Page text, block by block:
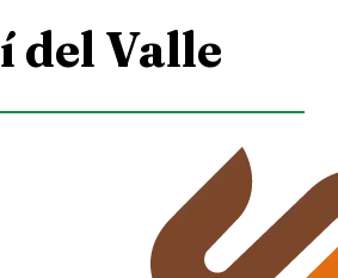
del Valle